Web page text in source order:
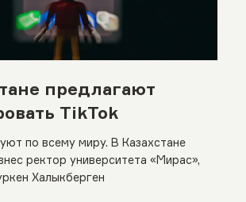
предлагают
TikTok
по всему миру. В Казахстане
ректор университета «Мирас»,
Халыкберген